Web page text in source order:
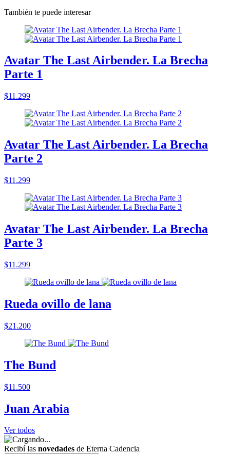
También te puede interesar
Avatar The Last Airbender. La Brecha
Parte 1
$11.299
Avatar The Last Airbender. La Brecha
Parte 2
$11.299
Avatar The Last Airbender. La Brecha
Parte 3
$11.299
Rueda ovillo de lana
$21.200
The Bund
$11.500
Juan Arabia
Ver todos
Recibí las novedades de Eterna Cadencia